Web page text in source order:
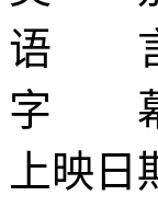
语
字 幕
上映